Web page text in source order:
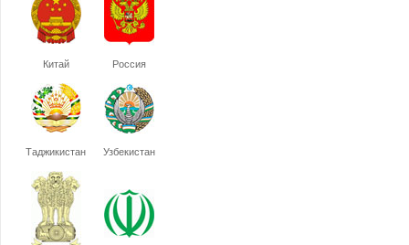
Китай Россия
Таджикистан Узбекистан